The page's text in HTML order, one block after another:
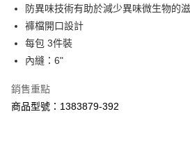
4.訂單成立30分鐘內，如未前往確認交易或遇
消。如遇「轉專審核」未通過狀況，表示未達
法說明評估內容。
【繳款方式說明】
1.分期款項不併入電信帳單，「大哥付你分期
2.透過簡訊連結打開帳單後，可選擇「超商條
帳／街口支付／iPASS MONEY」等通路繳費。
１．簡單：不需註冊會員、不需綁卡、不需儲
２．便利：只要手機號碼，簡訊認證，即可結帳
３．安心：先確認商品／服務後，再付款。
【「AFTEE先享後付」結帳流程】
結帳頁面，進行簡訊認證並確認金額後，即可
２．訂單成立數日內，您將收到繳費通知簡訊。
３．收到繳費通知簡訊後14天內，點擊此簡訊
運送方式
付款後全家取貨
每筆NT$70，滿NT$899(含以上)免運費
付款後7-11取貨
每筆NT$70，滿NT$899(含以上)免運費
防異味技術有助於減少異味微生物的
褲檔開口設計
每包 3件裝
內縫：6"
銷售重點
商品型號：1383879-392